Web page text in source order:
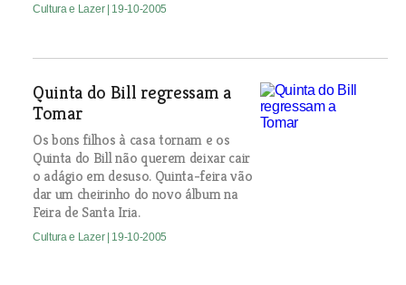
Cultura e Lazer | 19-10-2005
Quinta do Bill regressam a
Tomar
Os bons filhos à casa tornam e os
Quinta do Bill não querem deixar cair
o adágio em desuso. Quinta-feira vão
dar um cheirinho do novo álbum na
Feira de Santa Iria.
Cultura e Lazer | 19-10-2005